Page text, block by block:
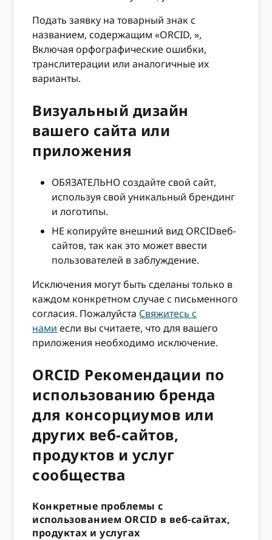
Подать заявку на товарный знак с
названием, содержащим «ORCID, »,
Включая орфографические ошибки,
транслитерации или аналогичные их
варианты.
Визуальный дизайн
вашего сайта или
приложения
ОБЯЗАТЕЛЬНО создайте свой сайт,
используя свой уникальный брендинг
и логотипы.
НЕ копируйте внешний вид ORCIDвеб-
сайтов, так как это может ввести
пользователей в заблуждение.
Исключения могут быть сделаны только в
каждом конкретном случае с письменного
согласия. Пожалуйста Свяжитесь с
нами если вы считаете, что для вашего
приложения необходимо исключение.
ORCID Рекомендации по
использованию бренда
для консорциумов или
других веб-сайтов,
продуктов и услуг
сообщества
Конкретные проблемы с
использованием ORCID в веб-сайтах,
продуктах и ​​услугах